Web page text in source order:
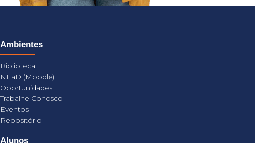
Ambientes
Biblioteca
NEaD (Moodle)
Oportunidades
Trabalhe Conosco
Eventos
Repositório
Alunos